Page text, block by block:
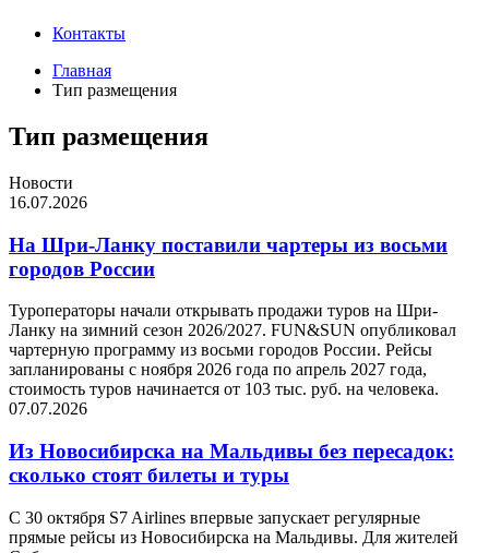
Контакты
Главная
Тип размещения
Тип размещения
Новости
16.07.2026
На Шри-Ланку поставили чартеры из восьми
городов России
Туроператоры начали открывать продажи туров на Шри-
Ланку на зимний сезон 2026/2027. FUN&SUN опубликовал
чартерную программу из восьми городов России. Рейсы
запланированы с ноября 2026 года по апрель 2027 года,
стоимость туров начинается от 103 тыс. руб. на человека.
07.07.2026
Из Новосибирска на Мальдивы без пересадок:
сколько стоят билеты и туры
С 30 октября S7 Airlines впервые запускает регулярные
прямые рейсы из Новосибирска на Мальдивы. Для жителей